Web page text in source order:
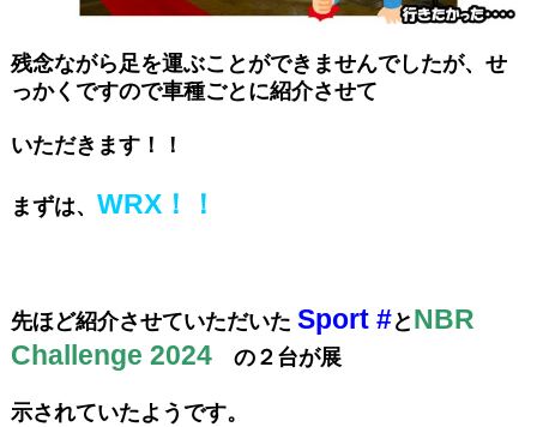
残念ながら足を運ぶことができませんでしたが、せ
っかくですので車種ごとに紹介させて
いただきます！！
まずは、 WRX！！
先ほど紹介させていただいた Sport #と NBR
Challenge 2024の２台が展
示されていたようです。